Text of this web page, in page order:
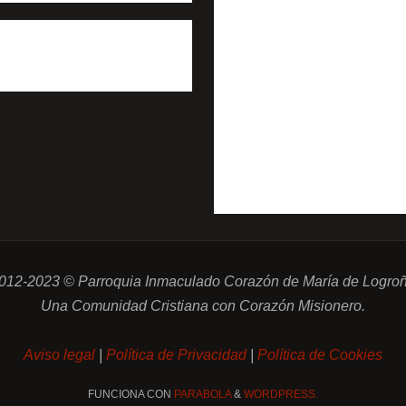
2023 © Parroquia Inmaculado Corazón de María de
Una Comunidad Cristiana con Corazón Misionero.
Aviso legal Política de Privacidad Política de Cookies
FUNCIONA CON PARABOLA& WORDPRESS.